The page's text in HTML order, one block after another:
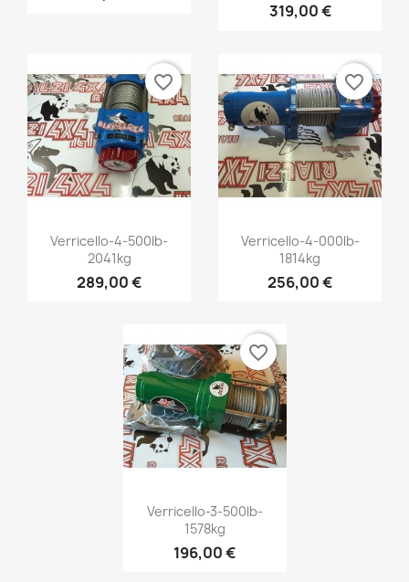
319,00 €
Vista rápida
Verricello-4-500lb-
2041kg
289,00 €
favorite_border
Vista rápida
Verricello-4-000lb-
1814kg
256,00 €
favorite_border
Vista rápida
Verricello-3-500lb-
1578kg
196,00 €
favorite_border